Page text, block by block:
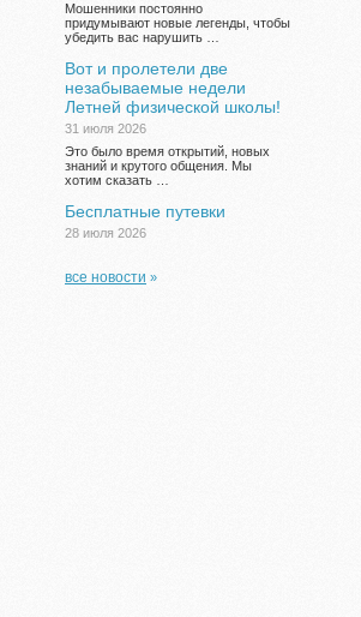
Мошенники постоянно
придумывают новые легенды, чтобы
убедить вас нарушить …
Вот и пролетели две
незабываемые недели
Летней физической школы!
31 июля 2026
Это было время открытий, новых
знаний и крутого общения. Мы
хотим сказать …
Бесплатные путевки
28 июля 2026
все новости »